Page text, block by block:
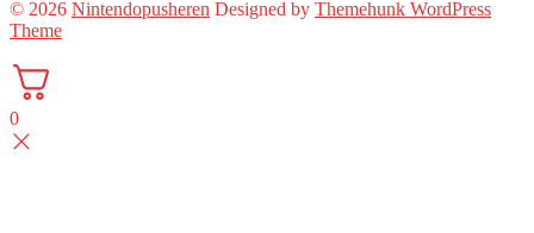
© 2026 Nintendopusheren Designed by Themehunk WordPress
Theme
0